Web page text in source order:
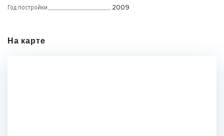
Год постройки 2009
На карте